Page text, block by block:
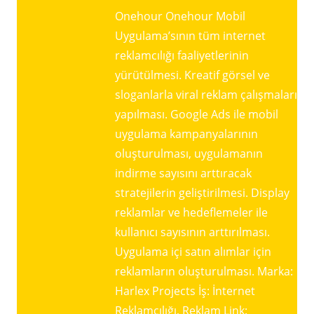
Onehour Onehour Mobil
Uygulama’sının tüm internet
reklamcılığı faaliyetlerinin
yürütülmesi. Kreatif görsel ve
sloganlarla viral reklam çalışmaları
yapılması. Google Ads ile mobil
uygulama kampanyalarının
oluşturulması, uygulamanın
indirme sayısını arttıracak
stratejilerin geliştirilmesi. Display
reklamlar ve hedeflemeler ile
kullanıcı sayısının arttırılması.
Uygulama içi satın alımlar için
reklamların oluşturulması. Marka:
Harlex Projects İş: İnternet
Reklamcılığı, Reklam Link: